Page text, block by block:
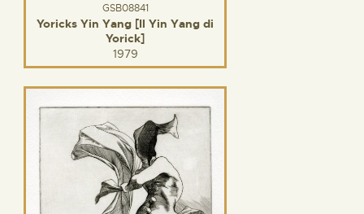
GSB08841
Yoricks Yin Yang [Il Yin Yang di
Yorick]
1979